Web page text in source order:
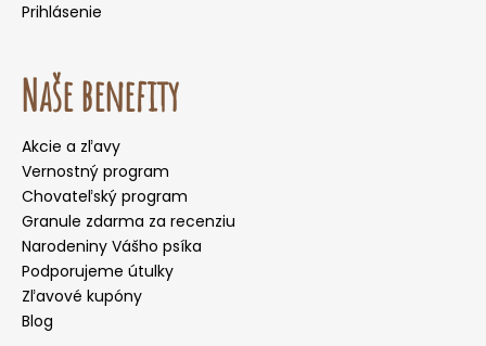
Prihlásenie
Naše benefity
Akcie a zľavy
Vernostný program
Chovateľský program
Granule zdarma za recenziu
Narodeniny Vášho psíka
Podporujeme útulky
Zľavové kupóny
Blog